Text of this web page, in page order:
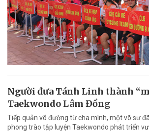
Người đưa Tánh Linh thành
Taekwondo Lâm Đồng
Tiếp quản võ đường từ cha mình, một võ sư
phong trào tập luyện Taekwondo phát triển